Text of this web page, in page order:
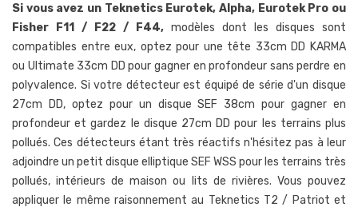
Si vous avez un Teknetics Eurotek, Alpha, Eurotek Pro ou
Fisher F11 / F22 / F44, modèles dont les disques sont
compatibles entre eux, optez pour une tête 33cm DD KARMA
ou Ultimate 33cm DD pour gagner en profondeur sans perdre en
polyvalence. Si votre détecteur est équipé de série d'un disque
27cm DD, optez pour un disque SEF 38cm pour gagner en
profondeur et gardez le disque 27cm DD pour les terrains plus
pollués. Ces détecteurs étant très réactifs n'hésitez pas à leur
adjoindre un petit disque elliptique SEF WSS pour les terrains très
pollués, intérieurs de maison ou lits de rivières. Vous pouvez
appliquer le même raisonnement au Teknetics T2 / Patriot et